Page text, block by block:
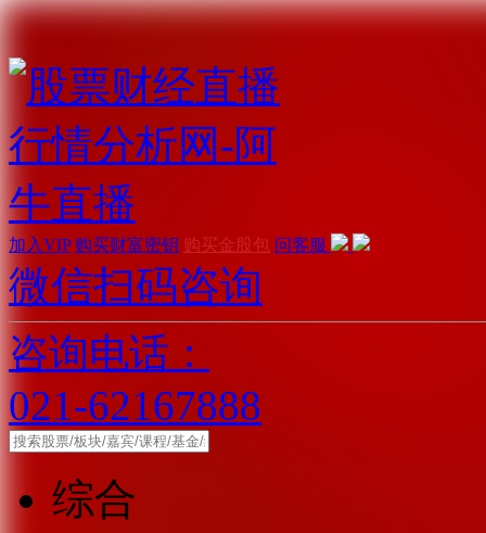
加入VIP 购买财富密钥 购买金股包 问客服
微信扫码咨询
咨询电话：
021-62167888
综合